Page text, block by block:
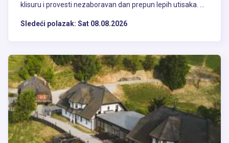
klisuru i provesti nezaboravan dan prepun lepih utisaka. ...
Sledeći polazak: Sat 08.08.2026